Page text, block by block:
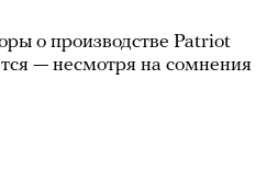
о производстве Patriot
— несмотря на сомнения